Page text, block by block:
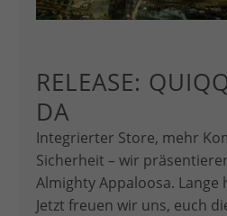
RELEASE:
DA
Integrierter Store, mehr
Sicherheit – wir
Almighty Appaloosa.
Jetzt freuen wir uns, euch